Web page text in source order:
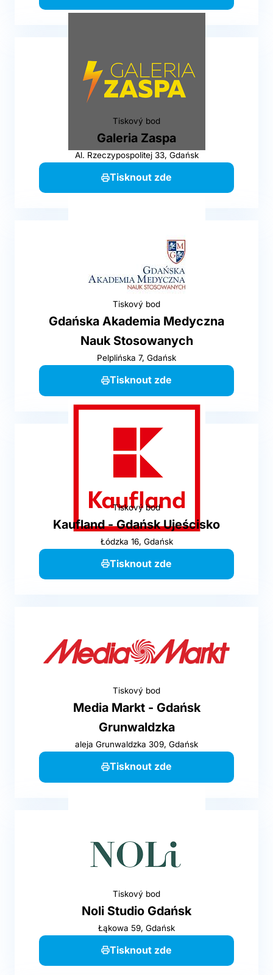
Tiskový bod
Galeria Zaspa
Al. Rzeczypospolitej 33, Gdańsk
Tisknout zde
Tiskový bod
Gdańska Akademia Medyczna
Nauk Stosowanych
Pelplińska 7, Gdańsk
Tisknout zde
Tiskový bod
Kaufland - Gdańsk Ujeścisko
Łódzka 16, Gdańsk
Tisknout zde
Tiskový bod
Media Markt - Gdańsk
Grunwaldzka
aleja Grunwaldzka 309, Gdańsk
Tisknout zde
Tiskový bod
Noli Studio Gdańsk
Łąkowa 59, Gdańsk
Tisknout zde